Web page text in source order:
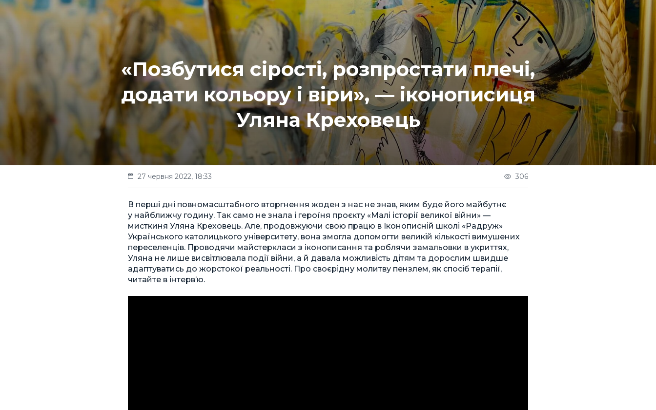
«Позбутися сірості, розпростати плечі,
додати кольору і віри», — іконописиця
Уляна Креховець
27 червня 2022, 18:33 306
В перші дні повномасштабного вторгнення жоден з нас не знав, яким буде його майбутнє
у найближчу годину. Так само не знала і героїня проєкту «Малі історії великої війни» —
мисткиня Уляна Креховець. Але, продовжуючи свою працю в Іконописній школі «Радруж»
Українського католицького університету, вона змогла допомогти великій кількості вимушених
переселенців. Проводячи майстеркласи з іконописання та роблячи замальовки в укриттях,
Уляна не лише висвітлювала події війни, а й давала можливість дітям та дорослим швидше
адаптуватись до жорстокої реальності. Про своєрідну молитву пензлем, як спосіб терапії,
читайте в інтерв’ю.